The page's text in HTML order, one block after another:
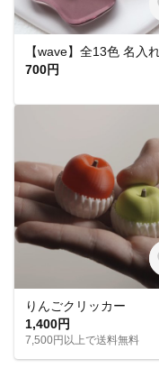
700円
りんごクリッカー
1,400円
7,500円以上で送料無料